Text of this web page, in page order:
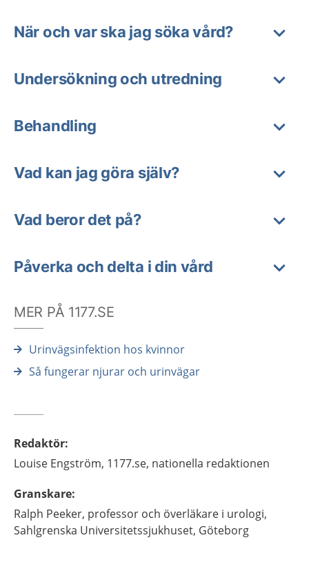
När och var ska jag söka vård?
Undersökning och utredning
Behandling
Vad kan jag göra själv?
Vad beror det på?
Påverka och delta i din vård
MER PÅ 1177.SE
Urinvägsinfektion hos kvinnor
Så fungerar njurar och urinvägar
Redaktör:
Louise Engström, 1177.se, nationella redaktionen
Granskare:
Ralph Peeker, professor och överläkare i urologi,
Sahlgrenska Universitetssjukhuset, Göteborg